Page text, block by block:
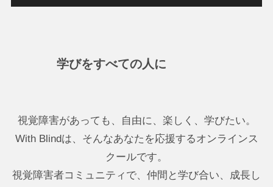
学びをすべての人に
視覚障害があっても、自由に、楽しく、学びたい。
With Blindは、そんなあなたを応援するオンラインス
クールです。
視覚障害者コミュニティで、仲間と学び合い、成長し